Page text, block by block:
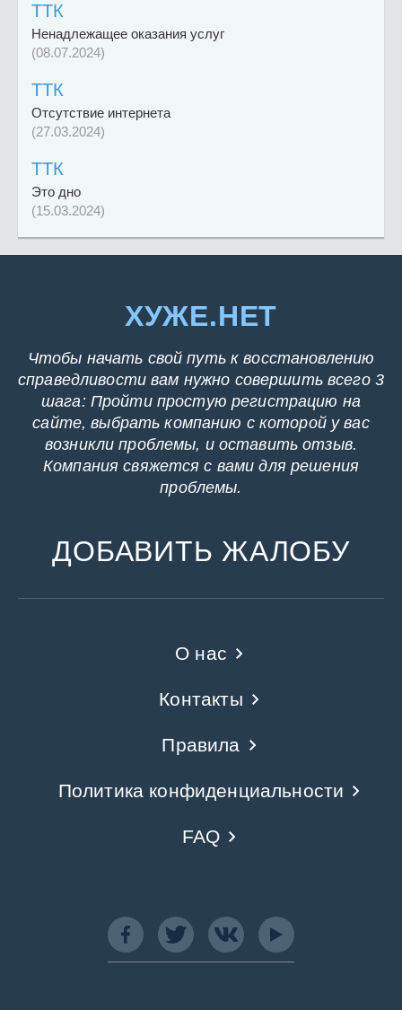
ТТК
Ненадлежащее оказания услуг
(08.07.2024)
ТТК
Отсутствие интернета
(27.03.2024)
ТТК
Это дно
(15.03.2024)
ХУЖЕ.НЕТ
Чтобы начать свой путь к восстановлению
справедливости вам нужно совершить всего 3
шага: Пройти простую регистрацию на
сайте, выбрать компанию с которой у вас
возникли проблемы, и оставить отзыв.
Компания свяжется с вами для решения
проблемы.
ДОБАВИТЬ ЖАЛОБУ
О нас
Контакты
Правила
Политика конфиденциальности
FAQ